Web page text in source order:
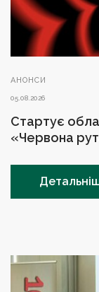
АНОНСИ
05.08.2026
Стартує
«Червона